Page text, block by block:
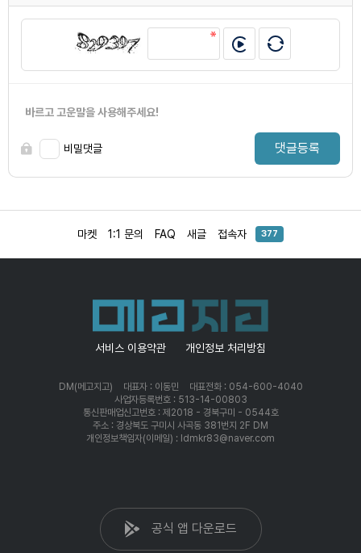
바르고 고운말을 사용해주세요!
비밀댓글 댓글등록
마켓 1:1 문의 FAQ 새글 접속자 377
서비스 이용약관 개인정보 처리방침
DM(메고지고) 대표자 : 이동민
대표전화 : 054-600-4040
사업자등록번호 : 513-14-00803
통신판매업신고번호 : 제2018 - 경북구미 - 0544호
주소 : 경상북도 구미시 사곡동 381번지 2F DM
개인정보책임자(이메일) : ldmkr83@naver.com
공식 앱 다운로드